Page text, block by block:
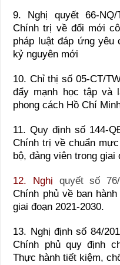
9. Nghị quyết 66-
Chính trị về đổi mới
pháp luật đáp ứng
kỷ nguyên mới
10. Chỉ thị số 05-CT/
đẩy mạnh học tập và
phong cách Hồ Chí
11. Quy định số 144-
Chính trị về chuẩn
bộ, đảng viên trong giai
12. Nghị quyết số 76/
Chính phủ về ban
giai đoạn 2021-2030.
13. Nghị định số 84/
Chính phủ quy định
Thực hành tiết kiệm,